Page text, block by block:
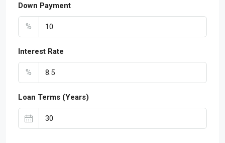
Down Payment
%
Interest Rate
%
Loan Terms (Years)